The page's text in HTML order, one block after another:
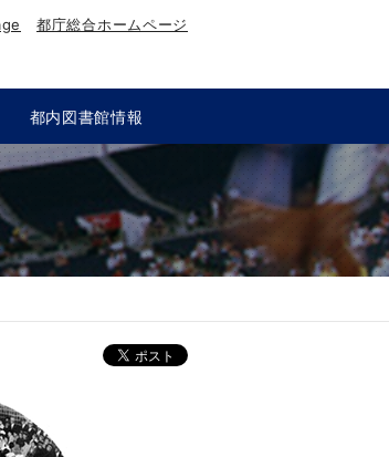
都庁総合ホームページ
都内図書館情報